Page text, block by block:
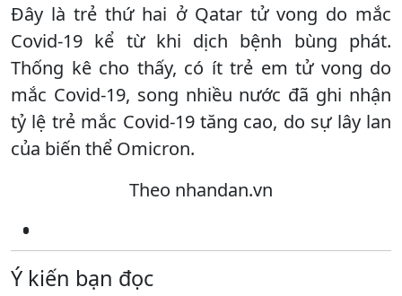
Ðây là trẻ thứ hai ở Qatar tử vong do mắc
Covid-19 kể từ khi dịch bệnh bùng phát.
Thống kê cho thấy, có ít trẻ em tử vong do
mắc Covid-19, song nhiều nước đã ghi nhận
tỷ lệ trẻ mắc Covid-19 tăng cao, do sự lây lan
của biến thể Omicron.
Theo nhandan.vn
Ý kiến bạn đọc